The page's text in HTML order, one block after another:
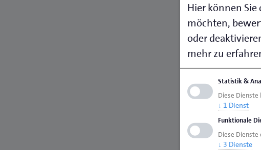
Hier können
möchten,
oder
mehr zu
Statistik &
Diese
↓ 1 Dienst
Funktionale
Diese
↓ 3 Dienste